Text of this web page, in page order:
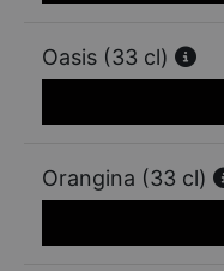
Oasis (33 cl)
Orangina (33 cl)